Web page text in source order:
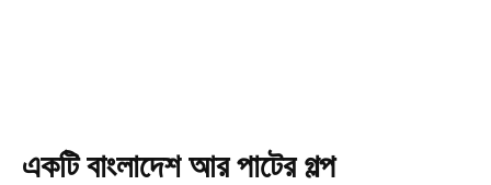
একটি বাংলাদেশ আর পাটের গল্প